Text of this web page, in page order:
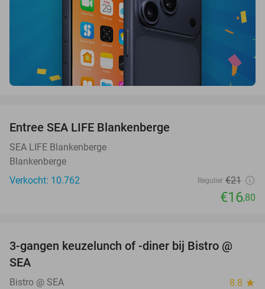
Entree SEA LIFE Blankenberge
SEA LIFE Blankenberge
Blankenberge
Verkocht: 10.762
Regulier €21
€16,80
36%
3-gangen keuzelunch of -diner bij Bistro @
SEA
Bistro @ SEA 8.8 star